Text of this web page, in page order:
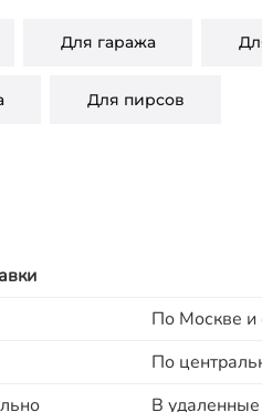
Для гаража
Для пирсов
По Москве и
По
В